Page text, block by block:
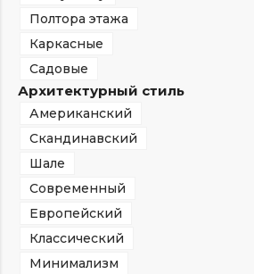
Полтора этажа
Каркасные
Садовые
Архитектурный стиль
Американский
Скандинавский
Шале
Современный
Европейский
Классический
Минимализм